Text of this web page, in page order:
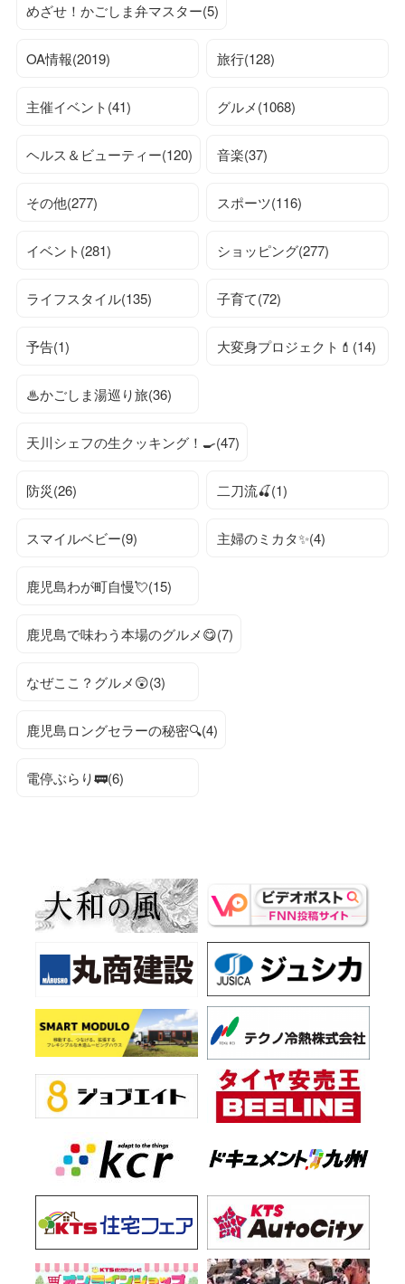
めざせ！かごしま弁マスター(5)
OA情報(2019) 旅行(128)
主催イベント(41) グルメ(1068)
ヘルス＆ビューティー(120) 音楽(37)
その他(277) スポーツ(116)
イベント(281) ショッピング(277)
ライフスタイル(135) 子育て(72)
予告(1) 大変身プロジェクト💄(14)
♨かごしま湯巡り旅(36)
天川シェフの生クッキング！🍳(47)
防災(26) 二刀流🍒(1)
スマイルベビー(9) 主婦のミカタ✨(4)
鹿児島わが町自慢💘(15)
鹿児島で味わう本場のグルメ😋(7)
なぜここ？グルメ😲(3)
鹿児島ロングセラーの秘密🔍(4)
電停ぶらり🚃(6)